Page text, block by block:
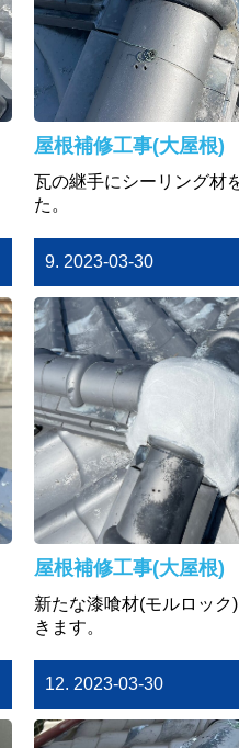
屋根補修工事(大屋根)
瓦の継手にシーリング材
た。
9. 2023-03-30
屋根補修工事(大屋根)
新たな漆喰材(モルロック
きます。
12. 2023-03-30